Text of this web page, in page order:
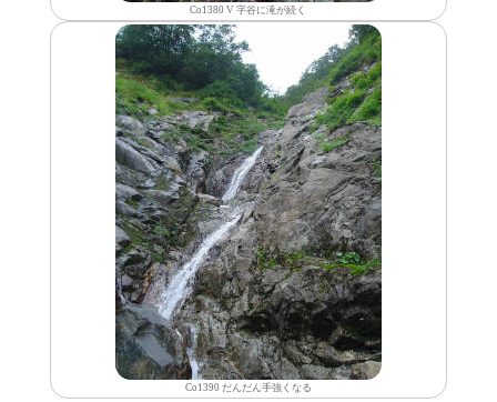
Co1380 V 字谷に滝が続く
Co1390 だんだん手強くなる